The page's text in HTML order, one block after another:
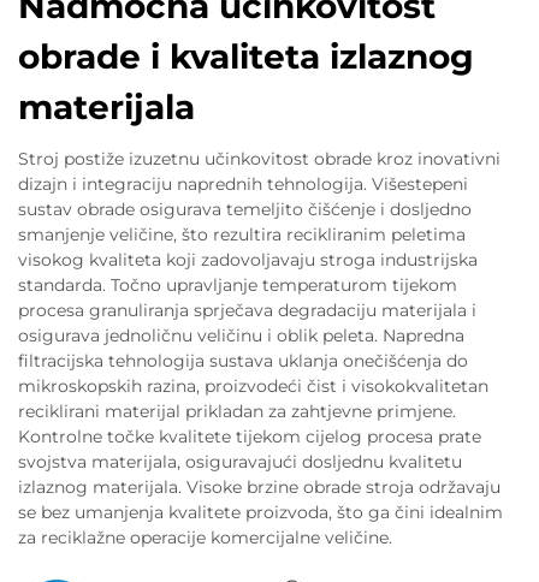
obrade i kvaliteta izlaznog
materijala
Stroj postiže izuzetnu učinkovitost obrade kroz inovativni
dizajn i integraciju naprednih tehnologija. Višestepeni
sustav obrade osigurava temeljito čišćenje i dosljedno
smanjenje veličine, što rezultira recikliranim peletima
visokog kvaliteta koji zadovoljavaju stroga industrijska
standarda. Točno upravljanje temperaturom tijekom
procesa granuliranja sprječava degradaciju materijala i
osigurava jednoličnu veličinu i oblik peleta. Napredna
filtracijska tehnologija sustava uklanja onečišćenja do
mikroskopskih razina, proizvodeći čist i visokokvalitetan
reciklirani materijal prikladan za zahtjevne primjene.
Kontrolne točke kvalitete tijekom cijelog procesa prate
svojstva materijala, osiguravajući dosljednu kvalitetu
izlaznog materijala. Visoke brzine obrade stroja održavaju
se bez umanjenja kvalitete proizvoda, što ga čini idealnim
za reciklažne operacije komercijalne veličine.